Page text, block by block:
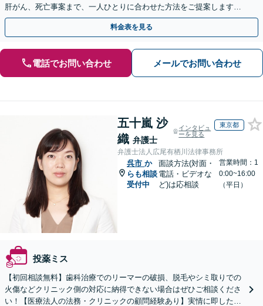
肝がん、死亡事案まで、一人ひとりに合わせた方法をご提案します。
手続きの負担を減らし、権利を守ります。
料金表を見る
電話でお問い合わせ メールでお問い合わせ
五十嵐 沙
織 弁護士
インタビュ
ーを見る
東京都
弁護士法人広尾有栖川法律事務所
呉市 か
らも相談
受付中
面談方法(対面・
電話・ビデオな
ど)は応相談
営業時間：1
0:00~16:00
（平日）
投薬ミス
【初回相談無料】歯科治療でのリーマーの破損、脱毛やシミ取りでの
火傷などクリニック側の対応に納得できない場合はぜひご相談くださ
い！【医療法人の法務・クリニックの顧問経験あり】実情に即したア